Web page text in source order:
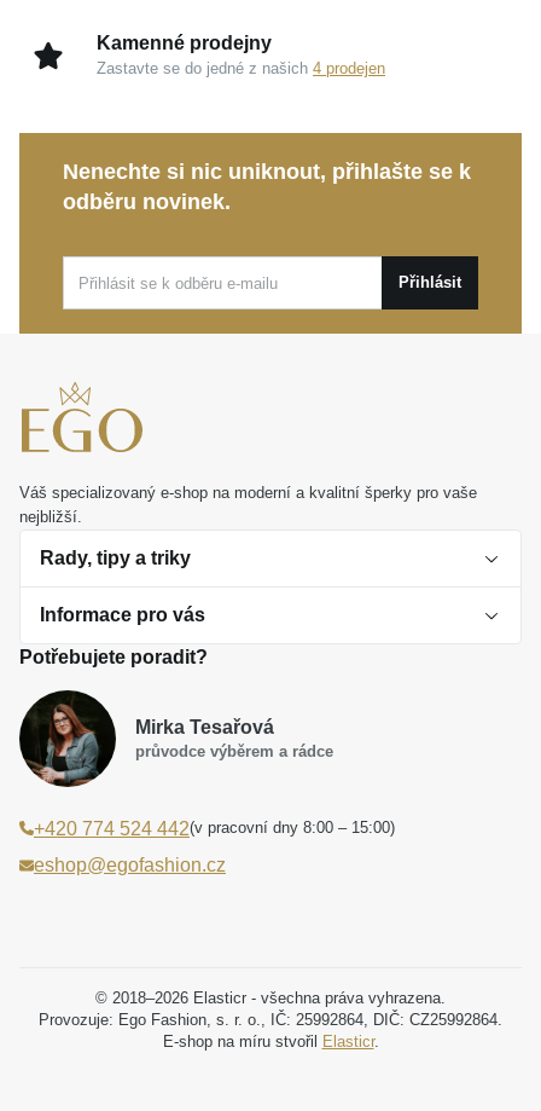
Kamenné prodejny
Zastavte se do jedné z našich 4 prodejen
Nenechte si nic uniknout, přihlašte se k
odběru novinek.
Přihlásit
Váš specializovaný e-shop na moderní a kvalitní šperky pro vaše
nejbližší.
Rady, tipy a triky
O perlách
Jak vybrat perlový šperk
Dárková inspirace
Smaltované a korálkové šperky jako trend
Laboratorní diamanty jsou budoucnost
Jak správně pečovat o šperky
Informace pro vás
Obchodní podmínky
Reklamační řád
Poučení o právu na odstoupení od smlouvy
Podmínky slev a akčních nabídek
Projekt registrace ochranné známky
Potřebujete poradit?
Mirka Tesařová
průvodce výběrem a rádce
+420 774 524 442(v pracovní dny 8:00 – 15:00)
eshop@egofashion.cz
© 2018–2026 Elasticr - všechna práva vyhrazena.
Provozuje: Ego Fashion, s. r. o., IČ: 25992864, DIČ: CZ25992864.
E-shop na míru stvořil
Elasticr.